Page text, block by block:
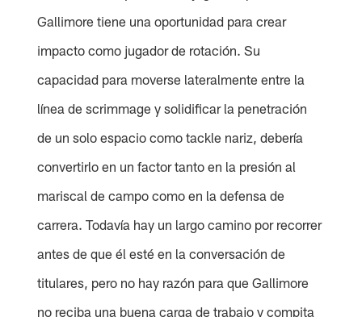
Gallimore tiene una oportunidad para crear
impacto como jugador de rotación. Su
capacidad para moverse lateralmente entre la
línea de scrimmage y solidificar la penetración
de un solo espacio como tackle nariz, debería
convertirlo en un factor tanto en la presión al
mariscal de campo como en la defensa de
carrera. Todavía hay un largo camino por recorrer
antes de que él esté en la conversación de
titulares, pero no hay razón para que Gallimore
no reciba una buena carga de trabajo y compita